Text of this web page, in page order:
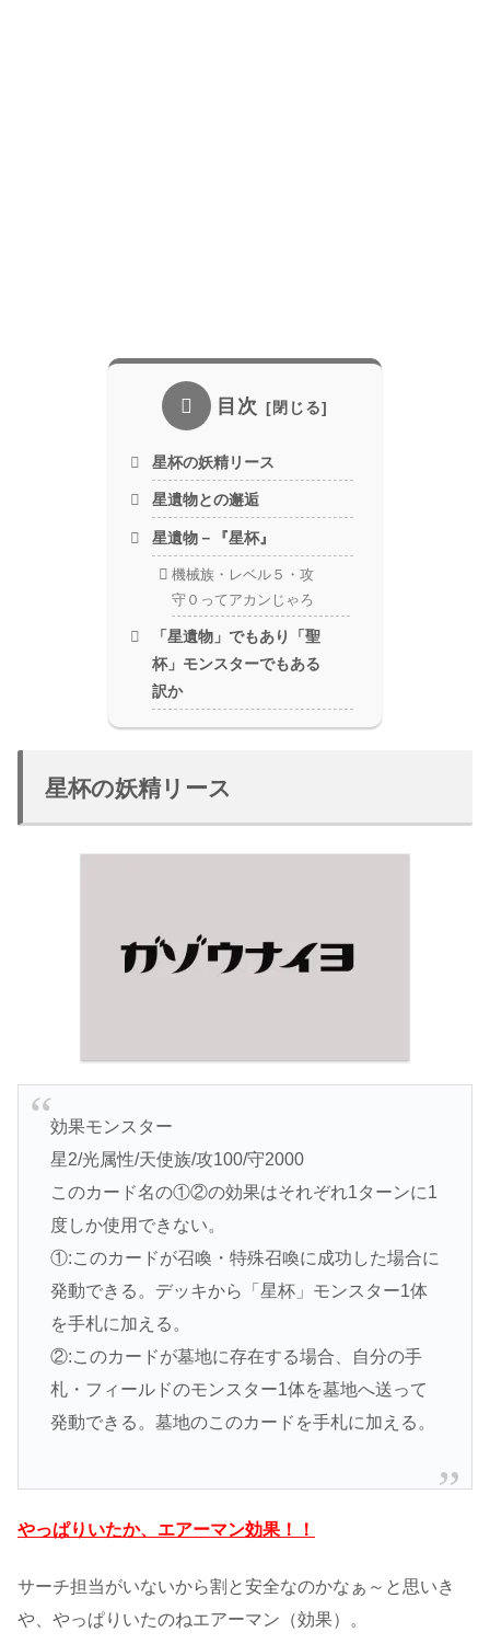
目次
星杯の妖精リース
星遺物との邂逅
星遺物－『星杯』
機械族・レベル５・攻
守０ってアカンじゃろ
「星遺物」でもあり「聖
杯」モンスターでもある
訳か
星杯の妖精リース
効果モンスター
星2/光属性/天使族/攻100/守2000
このカード名の①②の効果はそれぞれ1ターンに1
度しか使用できない。
①:このカードが召喚・特殊召喚に成功した場合に
発動できる。デッキから「星杯」モンスター1体
を手札に加える。
②:このカードが墓地に存在する場合、自分の手
札・フィールドのモンスター1体を墓地へ送って
発動できる。墓地のこのカードを手札に加える。
やっぱりいたか、エアーマン効果！！
サーチ担当がいないから割と安全なのかなぁ～と思いき
や、やっぱりいたのねエアーマン（効果）。